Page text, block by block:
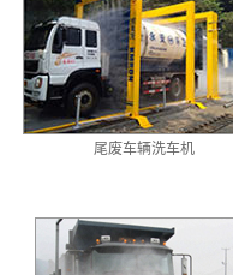
尾废车辆洗车机